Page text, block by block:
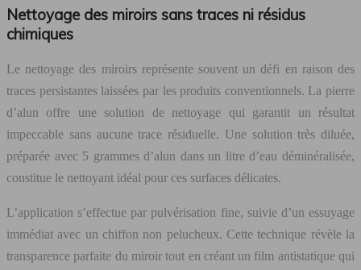
Nettoyage des miroirs sans traces ni résidus
chimiques
Le nettoyage des miroirs représente souvent un défi en raison des
traces persistantes laissées par les produits conventionnels. La pierre
d’alun offre une solution de nettoyage qui garantit un résultat
impeccable sans aucune trace résiduelle. Une solution très diluée,
préparée avec 5 grammes d’alun dans un litre d’eau déminéralisée,
constitue le nettoyant idéal pour ces surfaces délicates.
L’application s’effectue par pulvérisation fine, suivie d’un essuyage
immédiat avec un chiffon non pelucheux. Cette technique révèle la
transparence parfaite du miroir tout en créant un film antistatique qui